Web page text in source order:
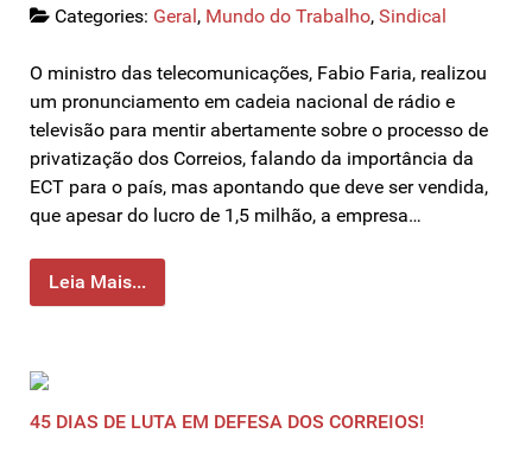
Categories: Geral, Mundo do Trabalho, Sindical
O ministro das telecomunicações, Fabio Faria, realizou
um pronunciamento em cadeia nacional de rádio e
televisão para mentir abertamente sobre o processo de
privatização dos Correios, falando da importância da
ECT para o país, mas apontando que deve ser vendida,
que apesar do lucro de 1,5 milhão, a empresa…
Leia Mais...
45 DIAS DE LUTA EM DEFESA DOS CORREIOS!